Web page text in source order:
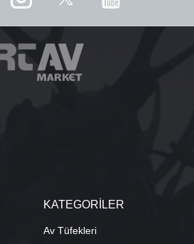
KATEGORİLER
Av Tüfekleri